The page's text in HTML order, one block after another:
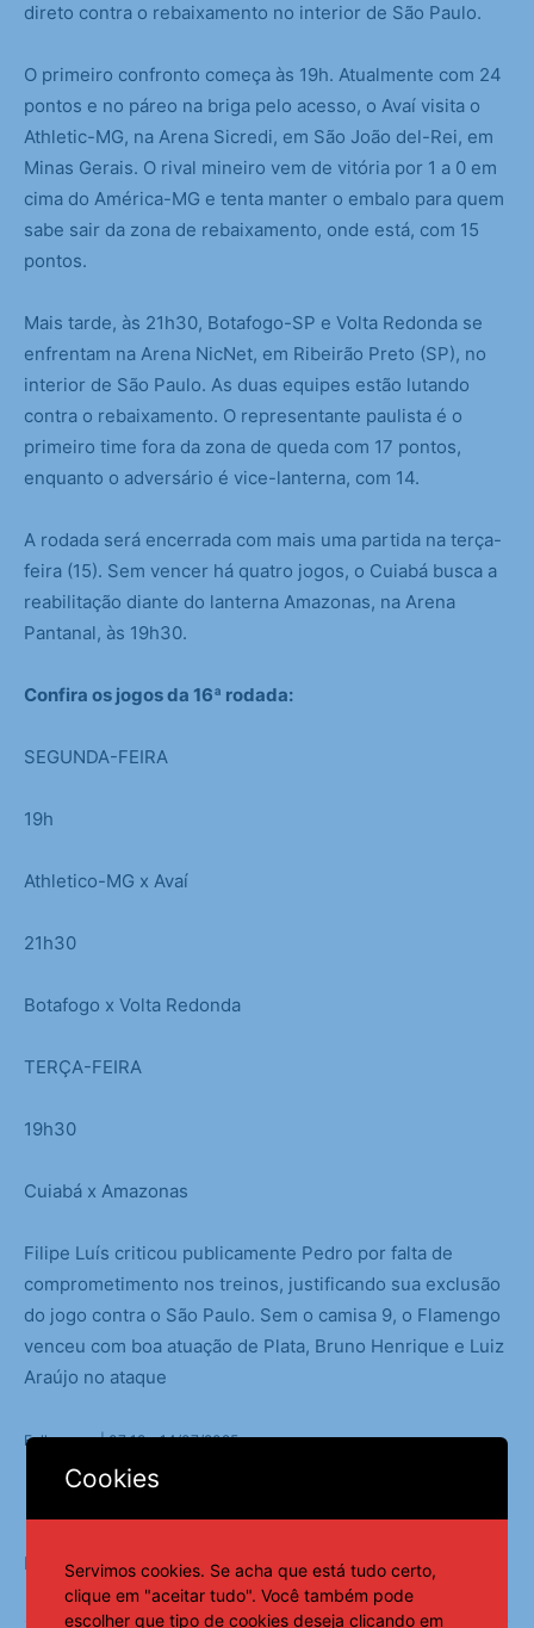
direto contra o rebaixamento no interior de São Paulo.
O primeiro confronto começa às 19h. Atualmente com 24
pontos e no páreo na briga pelo acesso, o Avaí visita o
Athletic-MG, na Arena Sicredi, em São João del-Rei, em
Minas Gerais. O rival mineiro vem de vitória por 1 a 0 em
cima do América-MG e tenta manter o embalo para quem
sabe sair da zona de rebaixamento, onde está, com 15
pontos.
Mais tarde, às 21h30, Botafogo-SP e Volta Redonda se
enfrentam na Arena NicNet, em Ribeirão Preto (SP), no
interior de São Paulo. As duas equipes estão lutando
contra o rebaixamento. O representante paulista é o
primeiro time fora da zona de queda com 17 pontos,
enquanto o adversário é vice-lanterna, com 14.
A rodada será encerrada com mais uma partida na terça-
feira (15). Sem vencer há quatro jogos, o Cuiabá busca a
reabilitação diante do lanterna Amazonas, na Arena
Pantanal, às 19h30.
Confira os jogos da 16ª rodada:
SEGUNDA-FEIRA
19h
Athletico-MG x Avaí
21h30
Botafogo x Volta Redonda
TERÇA-FEIRA
19h30
Cuiabá x Amazonas
Filipe Luís criticou publicamente Pedro por falta de
comprometimento nos treinos, justificando sua exclusão
do jogo contra o São Paulo. Sem o camisa 9, o Flamengo
venceu com boa atuação de Plata, Bruno Henrique e Luiz
Araújo no ataque
Folhapress | 07:12 – 14/07/2025
Fonte:Notícias ao Minuto
Cookies
Servimos cookies. Se acha que está tudo certo,
clique em "aceitar tudo". Você também pode
escolher que tipo de cookies deseja clicando em